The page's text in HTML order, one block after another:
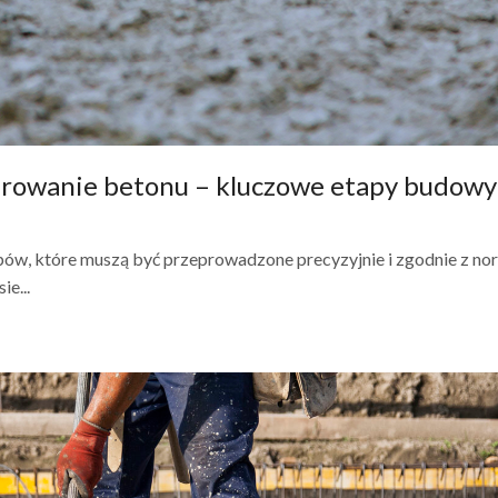
betonu – kluczowe etapy budowy
które muszą być przeprowadzone precyzyjnie i zgodnie z